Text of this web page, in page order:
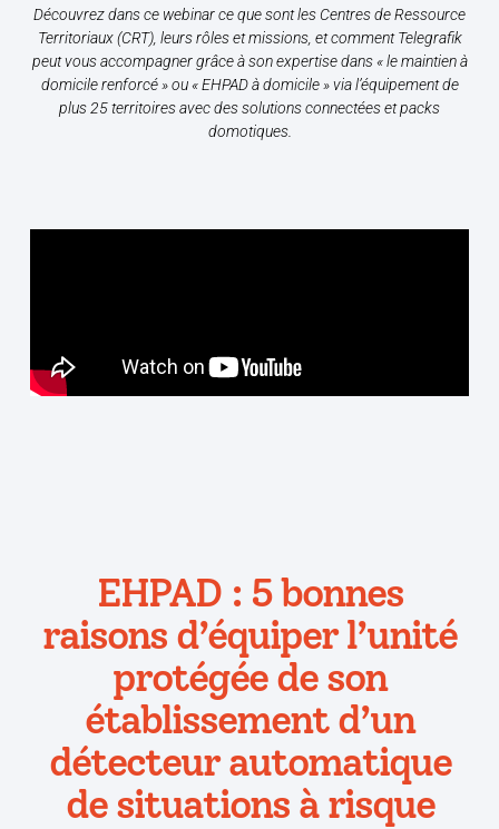
Découvrez dans ce webinar ce que sont les Centres de Ressource
Territoriaux (CRT), leurs rôles et missions, et comment Telegrafik
peut vous accompagner grâce à son expertise dans « le maintien à
domicile renforcé » ou « EHPAD à domicile » via l’équipement de
plus 25 territoires avec des solutions connectées et packs
domotiques.
EHPAD : 5 bonnes
raisons d’équiper l’unité
protégée de son
établissement d’un
détecteur automatique
de situations à risque